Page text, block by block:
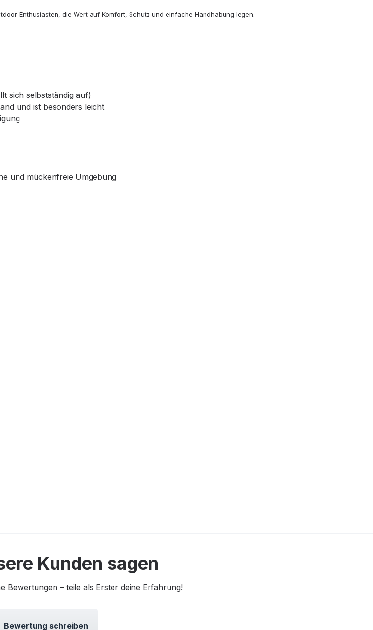
Enthusiasten, die Wert auf Komfort, Schutz und einfache Handhabung legen.
sich selbstständig auf)
und ist besonders leicht
und mückenfreie Umgebung
Kunden sagen
Bewertungen – teile als Erster deine Erfahrung!
Bewertung schreiben